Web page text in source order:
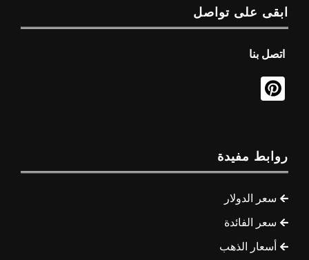
ابقى على تواصل
اتصل بنا
روابط مفيدة
سعر الدولار
سعر الفائدة
أسعار الذهب